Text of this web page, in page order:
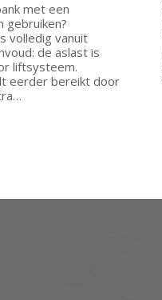
met een
volledig vanuit
de aslast is
liftsysteem.
eerder bereikt door